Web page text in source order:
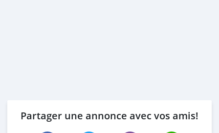
Partager une annonce avec vos amis!